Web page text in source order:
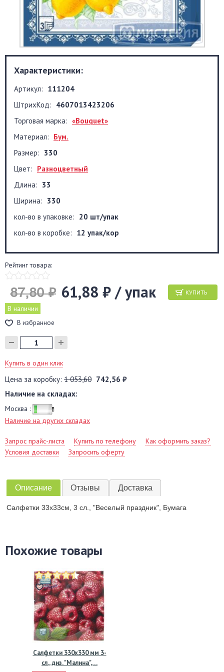
Характеристики:
Артикул: 111204
ШтрихКод: 4607013423206
Торговая марка: «Bouquet»
Материал: Бум.
Размер: 330
Цвет: Разноцветный
Длина: 33
Ширина: 330
кол-во в упаковке: 20 шт/упак
кол-во в коробке: 12 упак/кор
Рейтинг товара:
61,88 ₽ / упак
87,80 ₽ КУПИТЬ
В наличии
В избранное
Купить в один клик
Цена за коробку: 1 053,60 742,56 ₽
Наличие на складах:
Москва :
Наличие на других складах
Запрос прайс-листа Купить по телефону
Как оформить заказ?
Условия доставки
Запросить оферту
Описание Отзывы Доставка
Салфетки 33х33см, 3 сл., "Веселый праздник", Бумага
Похожие товары
Салфетки 330х330 мм 3-
сл., диз. "Малина",…